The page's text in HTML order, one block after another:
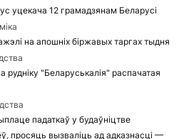
уцекача 12 грамадзянам Беларусі
на апошніх біржавых таргах тыдня
рудніку "Беларуськалія" распачатая
падаткаў у будаўніцтве
просяць вызваліць ад адказнасці —